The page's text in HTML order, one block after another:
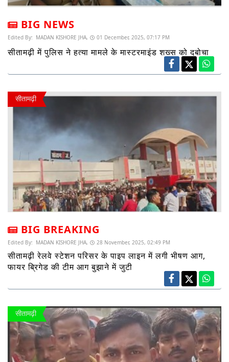
BIG NEWS
Edited By: MADAN KISHORE JHA, 01 December, 2025, 07:17 PM
सीतामढ़ी में पुलिस ने हत्या मामले के मास्टरमाइंड शख्स को दबोचा
सीतामढ़ी
BIG BREAKING
Edited By: MADAN KISHORE JHA, 28 November, 2025, 02:49 PM
सीतामढ़ी रेलवे स्टेशन परिसर के पाइप लाइन में लगी भीषण आग,
फायर ब्रिगेड की टीम आग बुझाने में जुटी
सीतामढ़ी